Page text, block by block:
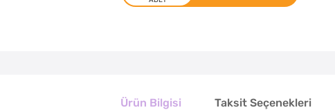
Ürün Bilgisi Taksit Seçenekleri